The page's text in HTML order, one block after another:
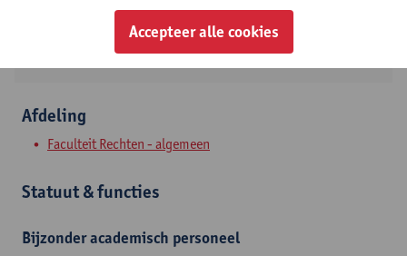
2000 Antwerpen, BEL
Afdeling
Faculteit Rechten - algemeen
Statuut & functies
Bijzonder academisch personeel
Accepteer alle cookies